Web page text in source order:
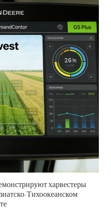
харвестеры
Тихоокеанском